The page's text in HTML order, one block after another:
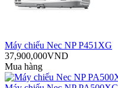
Máy chiếu Nec NP P451XG
37,900,000VND
Mua hàng